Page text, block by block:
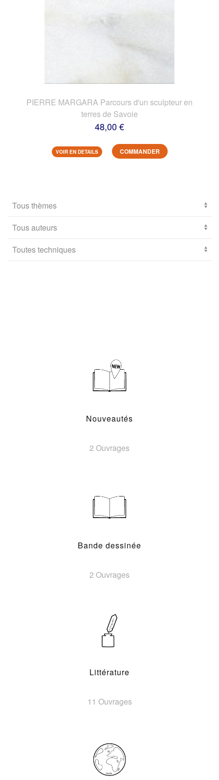
PIERRE MARGARA Parcours d'un sculpteur en
terres de Savoie
48,00 €
VOIR EN DETAILS COMMANDER
Nouveautés
2 Ouvrages
Bande dessinée
2 Ouvrages
Littérature
11 Ouvrages